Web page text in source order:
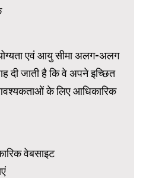
एवं आयु सीमा अलग-अलग
दी जाती है कि वे अपने इच्छित
के लिए आधिकारिक
वेबसाइट